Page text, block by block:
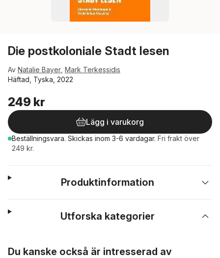
Die postkoloniale Stadt lesen
Av Natalie Bayer Mark Terkessidis
Häftad, Tyska, 2022
249 kr
Lägg i varukorg
Beställningsvara. Skickas inom 3-6 vardagar. Fri frakt över
249 kr.
Produktinformation
Utforska kategorier
Du kanske också är intresserad av